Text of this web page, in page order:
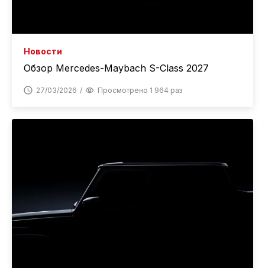
Новости
Обзор Mercedes-Maybach S-Class 2027
27/03/2026 Просмотрено 1 964 раз